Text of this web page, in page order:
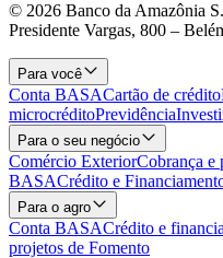
© 2026 Banco da Amazônia
Presidente Vargas, 800 –
Para você
Conta BASACartão de crédito
microcréditoPrevidência
Para o seu negócio
Comércio ExteriorCobrança e
BASACrédito e
Para o agro
Conta BASACrédito e
projetos de Fomento